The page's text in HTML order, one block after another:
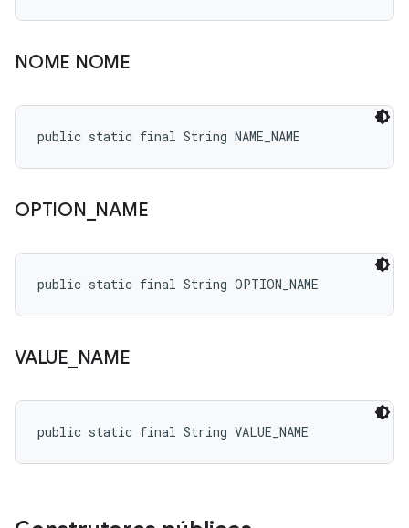
NOME NOME
public static final String NAME_NAME
OPTION NAME
public static final String OPTION_NAME
VALUE NAME
public static final String VALUE_NAME